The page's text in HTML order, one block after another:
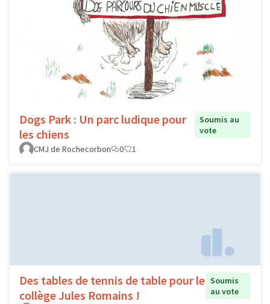
Dogs Park : Un parc ludique pour
les chiens
Soumis au
vote
CMJ de Rochecorbon
0 1
Des tables de tennis de table pour le
collège Jules Romains !
Soumis
au vote